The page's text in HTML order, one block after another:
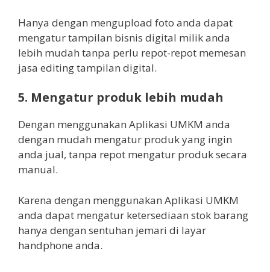
Hanya dengan mengupload foto anda dapat
mengatur tampilan bisnis digital milik anda
lebih mudah tanpa perlu repot-repot memesan
jasa editing tampilan digital.
5. Mengatur produk lebih mudah
Dengan menggunakan Aplikasi UMKM anda
dengan mudah mengatur produk yang ingin
anda jual, tanpa repot mengatur produk secara
manual.
Karena dengan menggunakan Aplikasi UMKM
anda dapat mengatur ketersediaan stok barang
hanya dengan sentuhan jemari di layar
handphone anda.